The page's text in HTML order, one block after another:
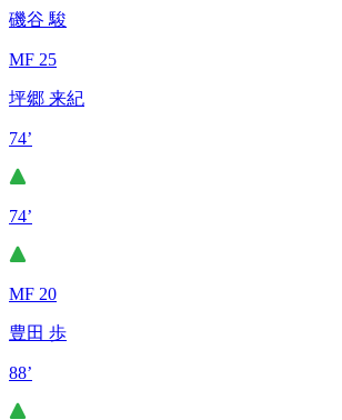
磯谷 駿
MF 25
坪郷 来紀
74’
74’
MF 20
豊田 歩
88’